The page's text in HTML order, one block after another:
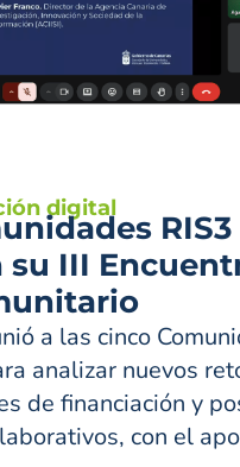
digital
RIS3
su III
a las cinco
analizar nuevos
de financiación y
con el